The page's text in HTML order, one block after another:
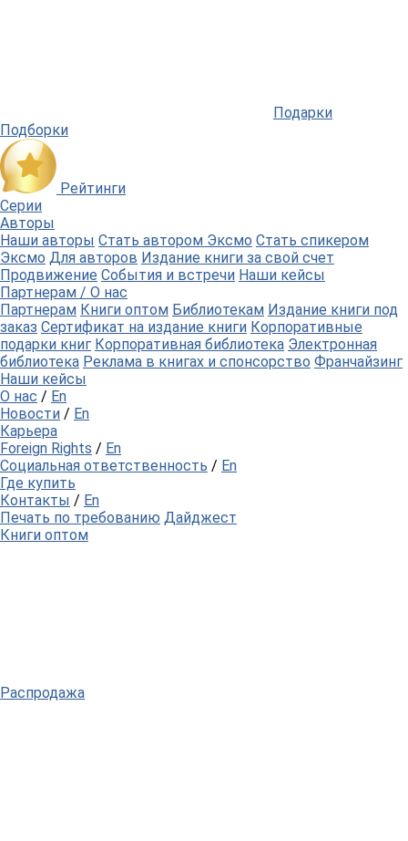
Подарки
Подборки
Рейтинги
Серии
Авторы
Наши авторы Стать автором Эксмо Стать спикером
Эксмо Для авторов Издание книги за свой счет
Продвижение События и встречи Наши кейсы
Партнерам / О нас
Партнерам Книги оптом Библиотекам Издание книги под
заказ Сертификат на издание книги Корпоративные
подарки книг Корпоративная библиотека Электронная
библиотека Реклама в книгах и спонсорство Франчайзинг
Наши кейсы
О нас / En
Новости / En
Карьера
Foreign Rights / En
Социальная ответственность / En
Где купить
Контакты / En
Печать по требованию Дайджест
Книги оптом
Распродажа